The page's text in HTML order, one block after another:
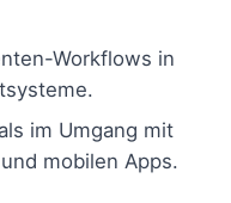
Workflows in
im Umgang mit
mobilen Apps.